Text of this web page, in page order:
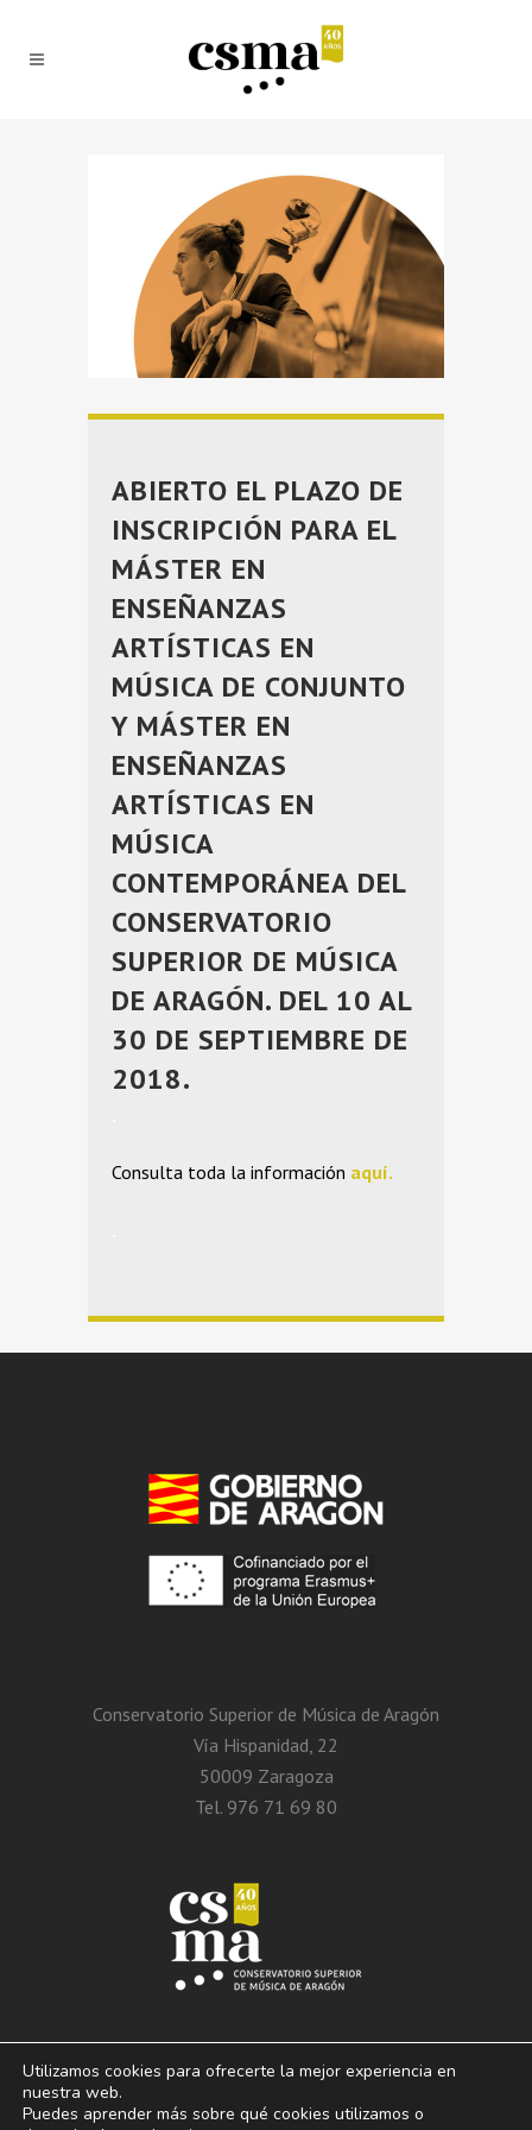
ABIERTO EL PLAZO DE
INSCRIPCIÓN PARA EL
MÁSTER EN
ENSEÑANZAS
ARTÍSTICAS EN
MÚSICA DE CONJUNTO
Y MÁSTER EN
ENSEÑANZAS
ARTÍSTICAS EN
MÚSICA
CONTEMPORÁNEA DEL
CONSERVATORIO
SUPERIOR DE MÚSICA
DE ARAGÓN. DEL 10 AL
30 DE SEPTIEMBRE DE
2018.
Consulta toda la información aquí.
Conservatorio Superior de Música de Aragón
Vía Hispanidad, 22
50009 Zaragoza
Tel. 976 71 69 80
© 2013 – 2026. Conservatorio Superior de Música de Aragón. Vía Hispanidad, n.º
Utilizamos cookies para ofrecerte la mejor experiencia en
nuestra web.
Puedes aprender más sobre qué cookies utilizamos o